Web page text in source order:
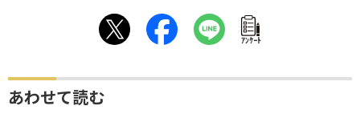
ｱﾝｹｰﾄ
あわせて読む